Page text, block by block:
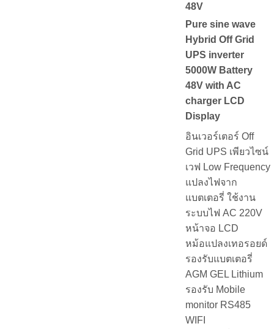
48V
Pure sine wave
Hybrid Off Grid
UPS inverter
5000W Battery
48V with AC
charger LCD
Display
อินเวอร์เตอร์ Off
Grid UPS เพียวไซน์
เวฟ Low Frequency
แปลงไฟจาก
แบตเตอรี่ ใช้งาน
ระบบไฟ AC 220V
หน้าจอ LCD
หม้อแปลงเทอรอยด์
รองรับแบตเตอรี่
AGM GEL Lithium
รองรับ Mobile
monitor RS485
WIFI